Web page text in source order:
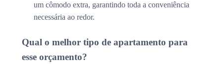
um cômodo extra, garantindo toda a conveniência
necessária ao redor.
Qual o melhor tipo de apartamento para
esse orçamento?